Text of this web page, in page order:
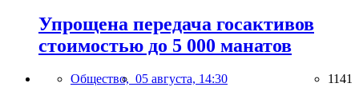
Упрощена передача госактивов
стоимостью до 5 000 манатов
Общество, 05 августа, 14:30 1141